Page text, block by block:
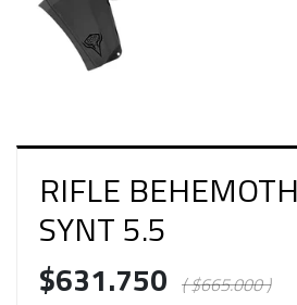
RIFLE
SYNT 5.5
$631.750 ( $665.000 )